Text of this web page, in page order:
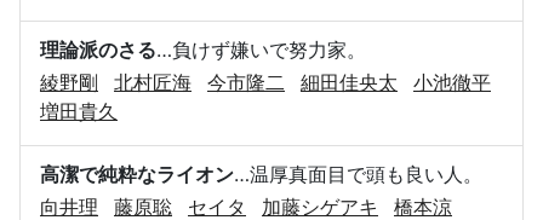
理論派のさる…負けず嫌いで努力家。
綾野剛
北村匠海 今市隆二 細田佳央太
小池徹平
増田貴久
高潔で純粋なライオン…温厚真面目で頭も良い人。
向井理
藤原聡 セイタ 加藤シゲアキ
橋本涼